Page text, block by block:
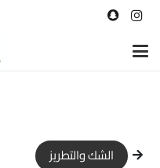
الشك والتطريز